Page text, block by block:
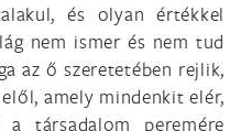
és olyan értékkel
nem ismer és nem tud
az ő szeretetében rejlik,
amely mindenkit elér,
társadalom peremére